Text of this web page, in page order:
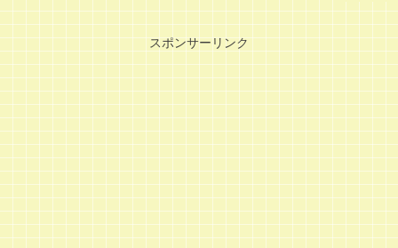
スポンサーリンク